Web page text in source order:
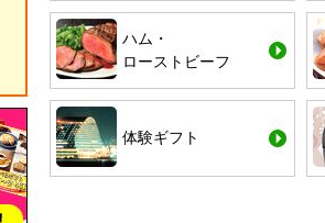
ハム・
ローストビーフ
体験ギフト